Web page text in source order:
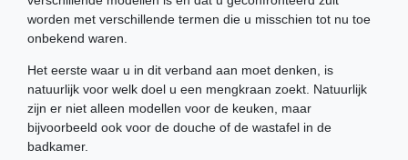
worden met verschillende termen die u misschien tot nu toe
onbekend waren.
Het eerste waar u in dit verband aan moet denken, is
natuurlijk voor welk doel u een mengkraan zoekt. Natuurlijk
zijn er niet alleen modellen voor de keuken, maar
bijvoorbeeld ook voor de douche of de wastafel in de
badkamer.